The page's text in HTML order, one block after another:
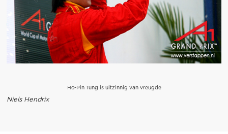
Ho-Pin Tung is uitzinnig van vreugde
Niels Hendrix